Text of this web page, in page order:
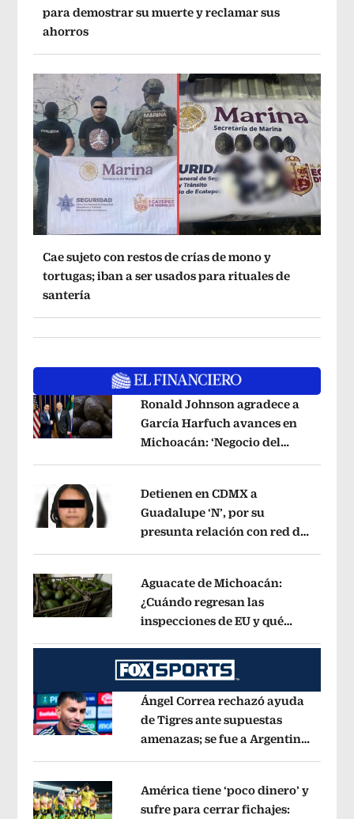
para demostrar su muerte y reclamar sus
ahorros
Cae sujeto con restos de crías de mono y
tortugas; iban a ser usados para rituales de
santería
Opens in new window
Ronald Johnson agradece a
García Harfuch avances en
Michoacán: ‘Negocio del
Opens in new window
Detienen en CDMX a
Guadalupe ‘N’, por su
presunta relación con red de
Opens in new window
Aguacate de Michoacán:
¿Cuándo regresan las
inspecciones de EU y qué
Opens in new window
Ángel Correa rechazó ayuda
de Tigres ante supuestas
amenazas; se fue a Argentina
América tiene ‘poco dinero’ y
sufre para cerrar fichajes: